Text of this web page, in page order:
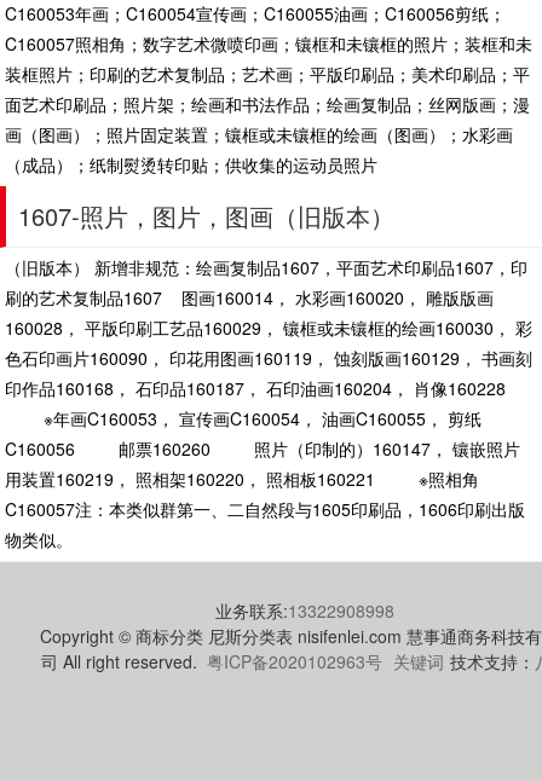
C160053年画；C160054宣传画；C160055油画；C160056剪纸；
C160057照相角；数字艺术微喷印画；镶框和未镶框的照片；装框和未
装框照片；印刷的艺术复制品；艺术画；平版印刷品；美术印刷品；平
面艺术印刷品；照片架；绘画和书法作品；绘画复制品；丝网版画；漫
画（图画）；照片固定装置；镶框或未镶框的绘画（图画）；水彩画
（成品）；纸制熨烫转印贴；供收集的运动员照片
1607-照片，图片，图画（旧版本）
（旧版本） 新增非规范：绘画复制品1607，平面艺术印刷品1607，印
刷的艺术复制品1607 图画160014， 水彩画160020， 雕版版画
160028， 平版印刷工艺品160029， 镶框或未镶框的绘画160030， 彩
色石印画片160090， 印花用图画160119， 蚀刻版画160129， 书画刻
印作品160168， 石印品160187， 石印油画160204， 肖像160228
※年画C160053， 宣传画C160054， 油画C160055， 剪纸
C160056 邮票160260 照片（印制的）160147， 镶嵌照片
用装置160219， 照相架160220， 照相板160221 ※照相角
C160057注：本类似群第一、二自然段与1605印刷品，1606印刷出版
物类似。
业务联系:13322908998
Copyright © 商标分类 尼斯分类表 nisifenlei.com 慧事通商务科技
司 All right reserved. 粤ICP备2020102963号 关键词 技术支持：